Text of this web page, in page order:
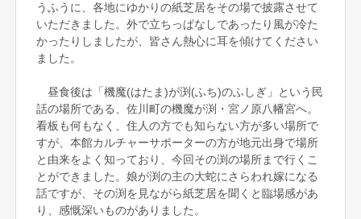
うふうに、各地にゆかりの紙芝居をその場で披露させて
いただきました。外で立ちっぱなしであったり風が冷た
かったりしましたが、皆さん熱心に耳を傾けてください
ました。
昼食後は「機魔(はたま)が渕(ふち)のふしぎ」という民
話の場所である、佐川町の機魔が渕・宮ノ原八幡宮へ。
看板も何もなく、住人の方でも知らない方が多い場所で
すが、本館カルチャーサポーターの方が地元出身で場所
と由来をよく知っており、今回その渕の場所まで行くこ
とができました。娘が渕の主の大蛇にさらわれ嫁になる
話ですが、その渕を見ながら紙芝居を聞くと臨場感があ
り、感慨深いものがありました。